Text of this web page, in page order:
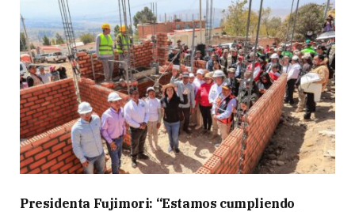
Presidenta Fujimori: “Estamos cumpliendo